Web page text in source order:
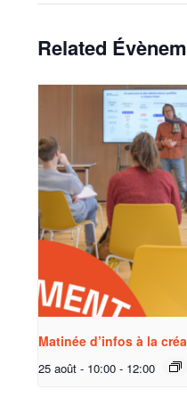
Related
Matinée d’infos à la
25 août - 10:00 - 12:00